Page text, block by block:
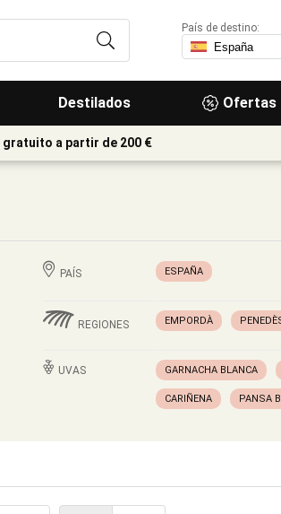
Destilados Ofertas
País de destino:
a partir de 200 €
PAÍS ESPAÑA
REGIONES EMPORDÀ
UVAS GARNACHA BLANCA
CARIÑENA PANSA